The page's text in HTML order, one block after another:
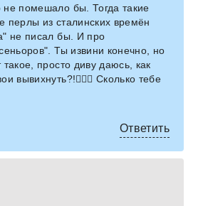
не помешало бы. Тогда такие
перлы из сталинских времён
не писал бы. И про
Ты извини конечно, но
такое, просто диву даюсь, как
вывихнуть?!🤦🏻‍♂️ Сколько тебе
Ответить